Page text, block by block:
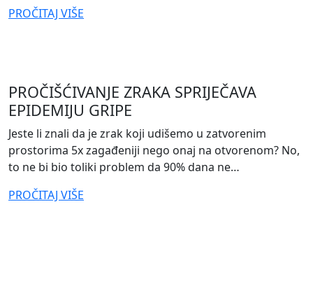
PROČITAJ VIŠE
IZRAVNIJE
KOMUNICIRA
POVRATNE
INFORMACIJE
PROČIŠĆIVANJE ZRAKA SPRIJEČAVA
EPIDEMIJU GRIPE
Jeste li znali da je zrak koji udišemo u zatvorenim
prostorima 5x zagađeniji nego onaj na otvorenom? No,
to ne bi bio toliki problem da 90% dana ne…
PROČITAJ VIŠE